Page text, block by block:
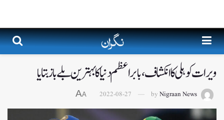
ویرات کوہلی کا انکشاف،بابراعظم دنیا کا بہترین بلے باز بتایا
by Nigraan News
2022-08-27
A
A